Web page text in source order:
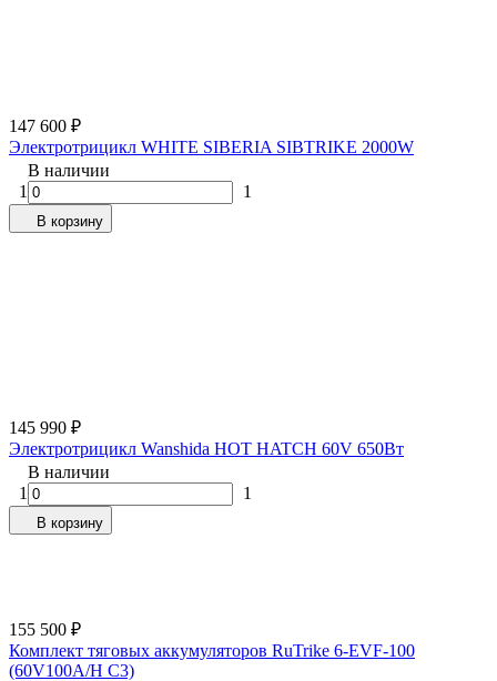
147 600 ₽
Электротрицикл WHITE SIBERIA SIBTRIKE 2000W
В наличии
1
1
В корзину
145 990 ₽
Электротрицикл Wanshida HOT HATCH 60V 650Вт
В наличии
1
1
В корзину
155 500 ₽
Комплект тяговых аккумуляторов RuTrike 6-EVF-100
(60V100A/H C3)